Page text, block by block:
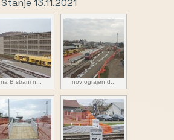
Stanje 13.11.2021
na B strani n... nov ograjen d...